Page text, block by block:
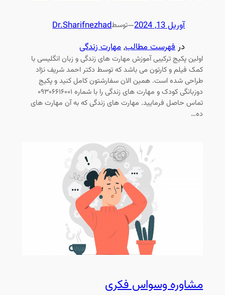
آوریل 13, 2024 —توسطDr.Sharifnezhad
درفهرست مطالب, مهارت زندگی
اولین پکیج ترکیبی آموزش مهارت های زندگی و زبان انگلیسی با
کمک فیلم و کارتون می باشد که توسط دکتر احمد شریف نژاد
طراحی شده است. همین الان سفارشتون کامل کنید و پکیج
دوزبانگی کودک و مهارت های زندگی را با شماره ۰۹۳۰۶۶۱۶۰۰۱
تماس حاصل فرمایید. مهارت های زندگی که به آن مهارت های
ده…
مشاوره وسواس فکری